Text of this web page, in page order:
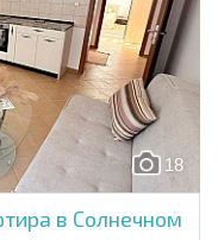
18
в Солнечном